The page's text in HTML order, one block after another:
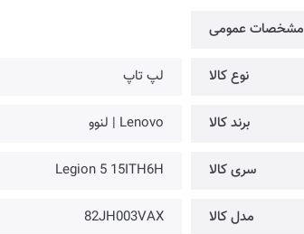
مشخصات عمومی
نوع کالا لپ تاپ
برند کالا Lenovo | لنوو
سری کالا Legion 5 15ITH6H
مدل کالا 82JH003VAX